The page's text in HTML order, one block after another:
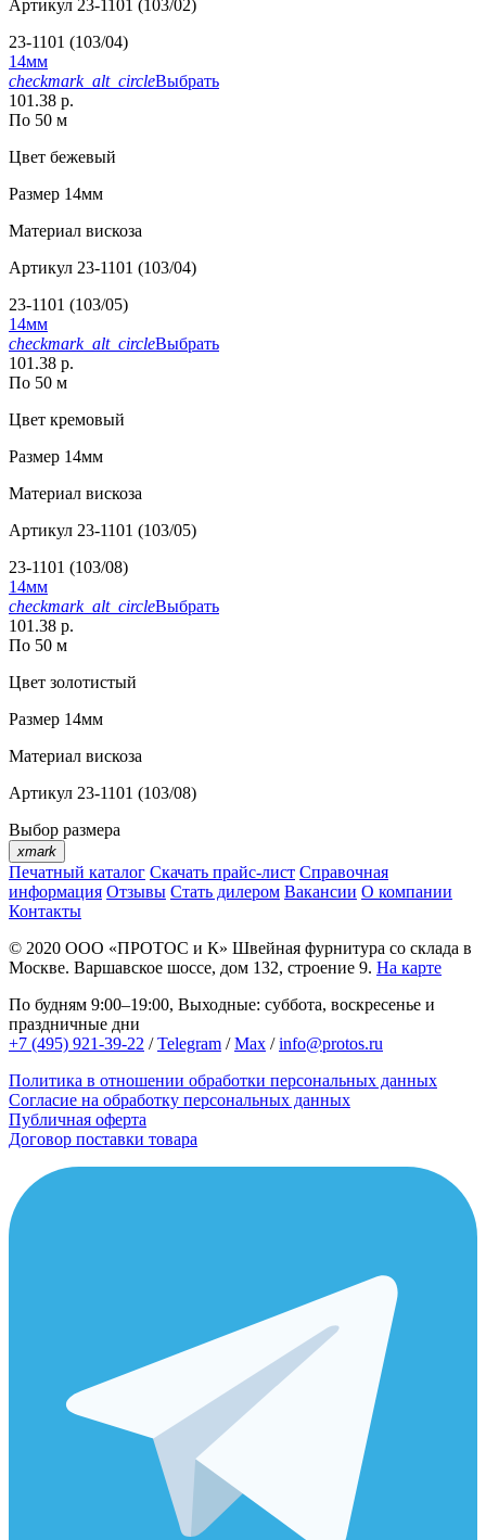
Артикул 23-1101 (103/02)
23-1101 (103/04)
14мм
checkmark_alt_circleВыбрать
101.38 р.
По 50 м
Цвет бежевый
Размер 14мм
Материал вискоза
Артикул 23-1101 (103/04)
23-1101 (103/05)
14мм
checkmark_alt_circleВыбрать
101.38 р.
По 50 м
Цвет кремовый
Размер 14мм
Материал вискоза
Артикул 23-1101 (103/05)
23-1101 (103/08)
14мм
checkmark_alt_circleВыбрать
101.38 р.
По 50 м
Цвет золотистый
Размер 14мм
Материал вискоза
Артикул 23-1101 (103/08)
Выбор размера
xmark
Печатный каталог Скачать прайс-лист Справочная
информация Отзывы Стать дилером Вакансии О компании
Контакты
© 2020 ООО «ПРОТОС и К» Швейная фурнитура со склада в
Москве. Варшавское шоссе, дом 132, строение 9. На карте
По будням 9:00–19:00, Выходные: суббота, воскресенье и
праздничные дни
+7 (495) 921-39-22 /Telegram /Max /info@protos.ru
Политика в отношении обработки персональных данных
Согласие на обработку персональных данных
Публичная оферта
Договор поставки товара